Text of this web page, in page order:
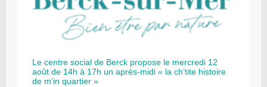
Le centre social de Berck propose le mercredi 12
août de 14h à 17h un après-midi « la ch’tite histoire
de m’in quartier »